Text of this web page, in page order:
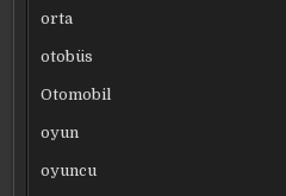
orta
otobüs
Otomobil
oyun
oyuncu